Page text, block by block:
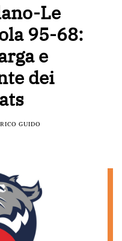
Le
95-68:
e
dei
GUIDO